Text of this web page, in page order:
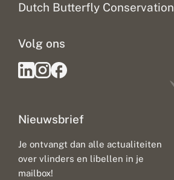
Dutch Butterfly Conservation
Nieuwsbrief
Je ontvangt dan alle actualiteiten
over vlinders en libellen in je
mailbox!
Volg ons